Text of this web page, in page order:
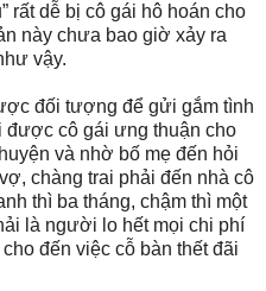
rất dễ bị cô gái hô hoán cho
này chưa bao giờ xảy ra
vậy.
đối tượng để gửi gắm tình
được cô gái ưng thuận cho
và nhờ bố mẹ đến hỏi
chàng trai phải đến nhà cô
thì ba tháng, chậm thì một
là người lo hết mọi chi phí
đến việc cỗ bàn thết đãi